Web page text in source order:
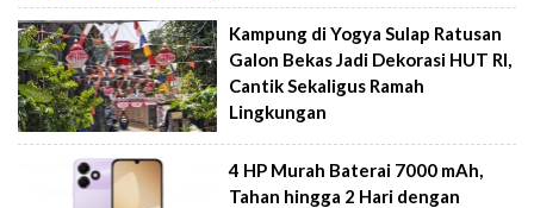
Kampung di Yogya Sulap Ratusan
Galon Bekas Jadi Dekorasi HUT RI,
Cantik Sekaligus Ramah
Lingkungan
4 HP Murah Baterai 7000 mAh,
Tahan hingga 2 Hari dengan